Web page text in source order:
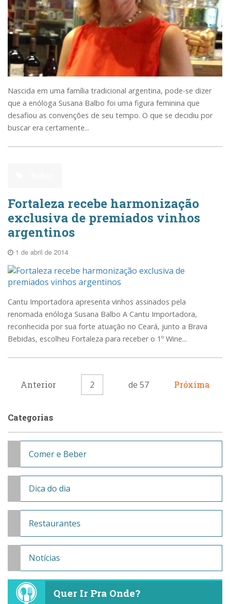
Nascida em uma família tradicional argentina, pode-se dizer
que a enóloga Susana Balbo foi uma figura feminina que
desafiou as convenções de seu tempo. O que se decidiu por
buscar era certamente...
Fortaleza recebe harmonização
exclusiva de premiados vinhos
argentinos
1 de abril de 2014
Cantu Importadora apresenta vinhos assinados pela
renomada enóloga Susana Balbo A Cantu Importadora,
reconhecida por sua forte atuação no Ceará, junto a Brava
Bebidas, escolheu Fortaleza para receber o 1º Wine...
Anterior 2 de 57 Próxima
Categorias
Comer e Beber
Dica do dia
Restaurantes
Notícias
Quer Ir Pra Onde?